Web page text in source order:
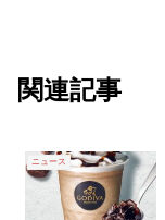
関連記事
ニュース